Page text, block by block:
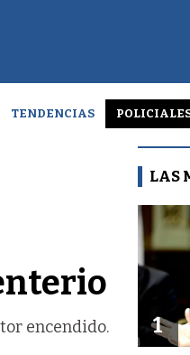
TENDENCIAS
encendido.
LAS
1